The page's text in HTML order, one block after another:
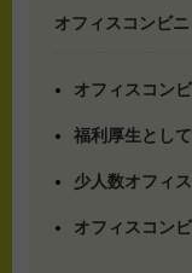
オフィスコンビニ
オフィスコン
福利厚生とし
少人数オフィ
オフィスコン